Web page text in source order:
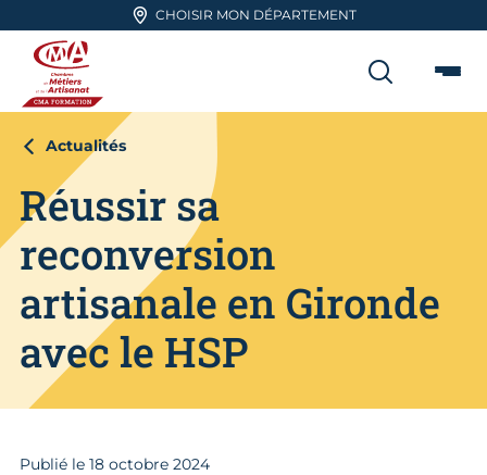
Aller en haut de pageCHOISIR MON DÉPARTEMENT
CMA FORMATION
Actualités
Réussir sa
reconversion
artisanale en Gironde
avec le HSP
Publié le 18 octobre 2024